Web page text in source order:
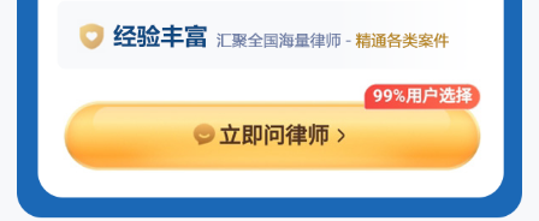
刑事责任。当权利人的知识产权遭受侵害
时，他们有权要求侵权方停止侵害行为，
并采取措施消除负面影响，同时还可以要
求侵权方公开赔礼道歉并赔偿相应的经济